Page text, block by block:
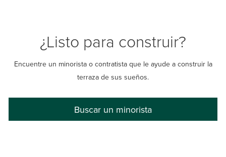
¿Listo para construir?
Encuentre un minorista o contratista que le ayude a construir la
terraza de sus sueños.
Buscar un minorista